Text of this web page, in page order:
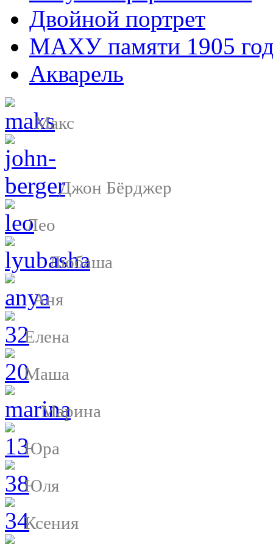
Двойной портрет
МАХУ памяти 1905
Акварель
Макс
Джон Бёрджер
Лео
Любаша
Аня
Елена
Маша
Марина
Юра
Юля
Ксения